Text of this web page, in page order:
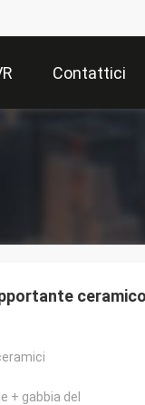
Contattici
+ gabbia del